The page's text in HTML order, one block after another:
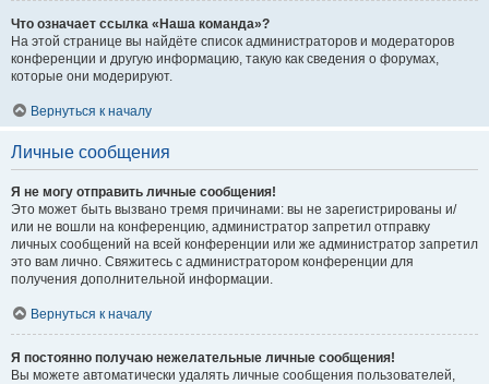
Что означает ссылка «Наша команда»?
На этой странице вы найдёте список администраторов и модераторов
конференции и другую информацию, такую как сведения о форумах,
которые они модерируют.
Вернуться к началу
Личные сообщения
Я не могу отправить личные сообщения!
Это может быть вызвано тремя причинами: вы не зарегистрированы и/
или не вошли на конференцию, администратор запретил отправку
личных сообщений на всей конференции или же администратор запретил
это вам лично. Свяжитесь с администратором конференции для
получения дополнительной информации.
Вернуться к началу
Я постоянно получаю нежелательные личные сообщения!
Вы можете автоматически удалять личные сообщения пользователей,